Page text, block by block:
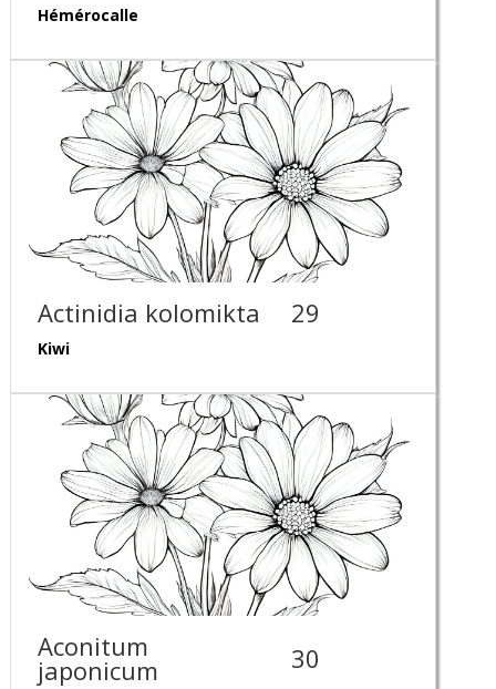
Hémérocalle
Actinidia kolomikta 29
Kiwi
Aconitum
japonicum 30